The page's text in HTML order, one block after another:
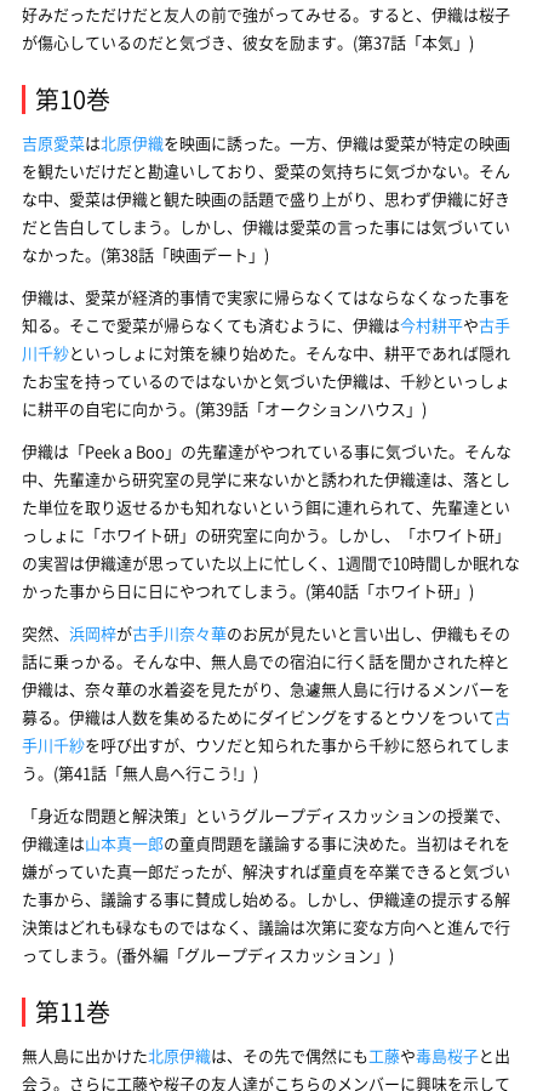
好みだっただけだと友人の前で強がってみせる。すると、伊織は桜子
が傷心しているのだと気づき、彼女を励ます。(第37話「本気」)
第10巻
吉原愛菜は北原伊織を映画に誘った。一方、伊織は愛菜が特定の映画
を観たいだけだと勘違いしており、愛菜の気持ちに気づかない。そん
な中、愛菜は伊織と観た映画の話題で盛り上がり、思わず伊織に好き
だと告白してしまう。しかし、伊織は愛菜の言った事には気づいてい
なかった。(第38話「映画デート」)
伊織は、愛菜が経済的事情で実家に帰らなくてはならなくなった事を
知る。そこで愛菜が帰らなくても済むように、伊織は今村耕平や古手
川千紗といっしょに対策を練り始めた。そんな中、耕平であれば隠れ
たお宝を持っているのではないかと気づいた伊織は、千紗といっしょ
に耕平の自宅に向かう。(第39話「オークションハウス」)
伊織は「Peek a Boo」の先輩達がやつれている事に気づいた。そんな
中、先輩達から研究室の見学に来ないかと誘われた伊織達は、落とし
た単位を取り返せるかも知れないという餌に連れられて、先輩達とい
っしょに「ホワイト研」の研究室に向かう。しかし、「ホワイト研」
の実習は伊織達が思っていた以上に忙しく、1週間で10時間しか眠れな
かった事から日に日にやつれてしまう。(第40話「ホワイト研」)
突然、 浜岡梓が古手川奈々華のお尻が見たいと言い出し、伊織もその
話に乗っかる。そんな中、無人島での宿泊に行く話を聞かされた梓と
伊織は、奈々華の水着姿を見たがり、急遽無人島に行けるメンバーを
募る。伊織は人数を集めるためにダイビングをするとウソをついて古
手川千紗を呼び出すが、ウソだと知られた事から千紗に怒られてしま
う。(第41話「無人島へ行こう!」)
「身近な問題と解決策」というグループディスカッションの授業で、
伊織達は山本真一郎の童貞問題を議論する事に決めた。当初はそれを
嫌がっていた真一郎だったが、解決すれば童貞を卒業できると気づい
た事から、議論する事に賛成し始める。しかし、伊織達の提示する解
決策はどれも碌なものではなく、議論は次第に変な方向へと進んで行
ってしまう。(番外編「グループディスカッション」)
第11巻
無人島に出かけた北原伊織は、その先で偶然にも工藤や毒島桜子と出
会う。さらに工藤や桜子の友人達がこちらのメンバーに興味を示して